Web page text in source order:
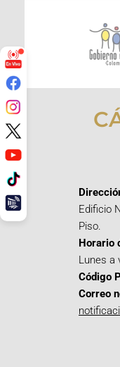
Edificio
Piso.
Horario
Lunes a
Código
Correo